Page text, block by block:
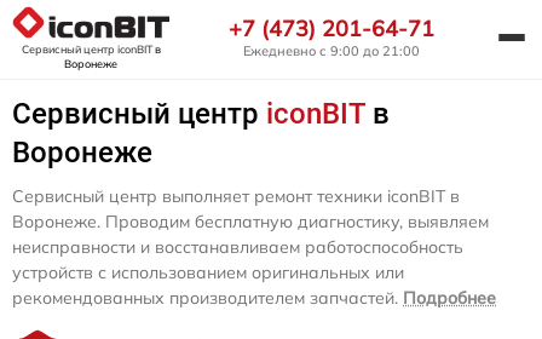
Сервисный центр iconBITв
Воронеже
+7 (473) 201-64-71
Ежедневно с 9:00 до 21:00
Сервисный центр iconBIT в
Воронеже
Сервисный центр выполняет ремонт техники iconBIT в
Воронеже. Проводим бесплатную диагностику, выявляем
неисправности и восстанавливаем работоспособность
устройств с использованием оригинальных или
рекомендованных производителем запчастей. Подробнее